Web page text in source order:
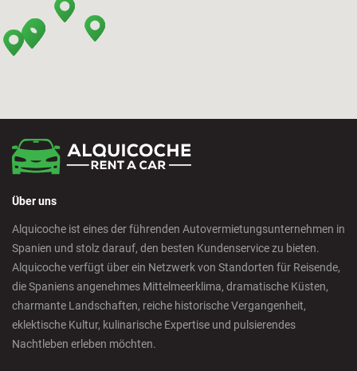
Bilbao - Airport
Calpe - Downtown
Castelldefels - City
Castellon - Train Station
Castro Urdiales - City
Ciudad Real - Downtown
Über uns
Alquicoche ist eines der führenden Autovermietungsunternehmen in
Spanien und stolz darauf, den besten Kundenservice zu bieten.
Alquicoche verfügt über ein Netzwerk von Standorten für Reisende,
die Spaniens angenehmes Mittelmeerklima, dramatische Küsten,
charmante Landschaften, reiche historische Vergangenheit,
eklektische Kultur, kulinarische Expertise und pulsierendes
Nachtleben erleben möchten.